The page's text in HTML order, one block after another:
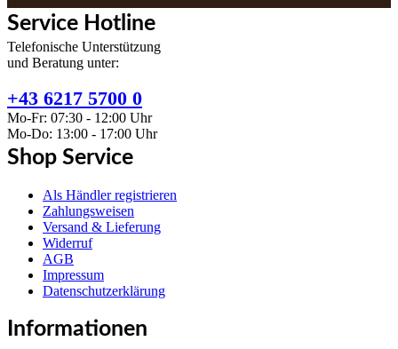
Service Hotline
Telefonische Unterstützung
und Beratung unter:
+43 6217 5700 0
Mo-Fr: 07:30 - 12:00 Uhr
Mo-Do: 13:00 - 17:00 Uhr
Shop Service
Als Händler registrieren
Zahlungsweisen
Versand & Lieferung
Widerruf
AGB
Impressum
Datenschutzerklärung
Informationen